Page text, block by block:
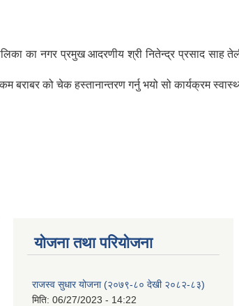
का नगर प्रमुख आदरणीय श्री नितेन्द्र प्रसाद साह
बराबर को चेक हस्तानान्तरण गर्नु भयो सो कार्यक्रम
योजना तथा परियोजना
राजस्व सुधार योजना (२०७९-८० देखी २०८२-८३)
मिति: 06/27/2023 - 14:22